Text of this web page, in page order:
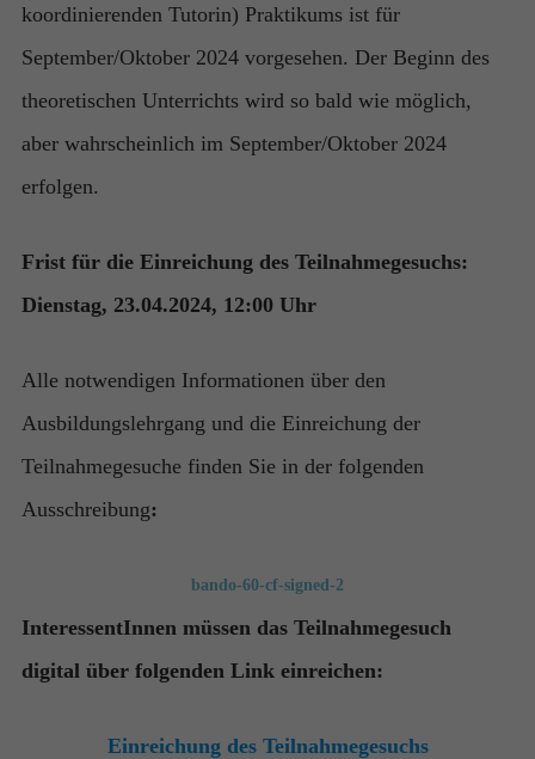
koordinierenden Tutorin) Praktikums ist für
September/Oktober 2024 vorgesehen. Der Beginn des
theoretischen Unterrichts wird so bald wie möglich,
aber wahrscheinlich im September/Oktober 2024
erfolgen.
Frist für die Einreichung des Teilnahmegesuchs:
Dienstag, 23.04.2024, 12:00 Uhr
Alle notwendigen Informationen über den
Ausbildungslehrgang und die Einreichung der
Teilnahmegesuche finden Sie in der folgenden
Ausschreibung:
bando-60-cf-signed-2
InteressentInnen müssen das Teilnahmegesuch
digital über folgenden Link einreichen:
Einreichung des Teilnahmegesuchs